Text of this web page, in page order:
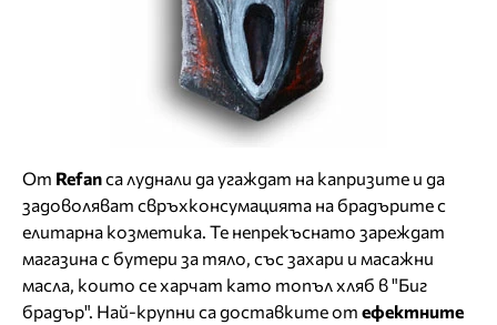
От Refanса луднали да угаждат на капризите и да
задоволяват свръхконсумацията на брадърите с
елитарна козметика. Те непрекъснато зареждат
магазина с бутери за тяло, със захари и масажни
масла, които се харчат като топъл хляб в "Биг
брадър". Най-крупни са доставките от ефектните